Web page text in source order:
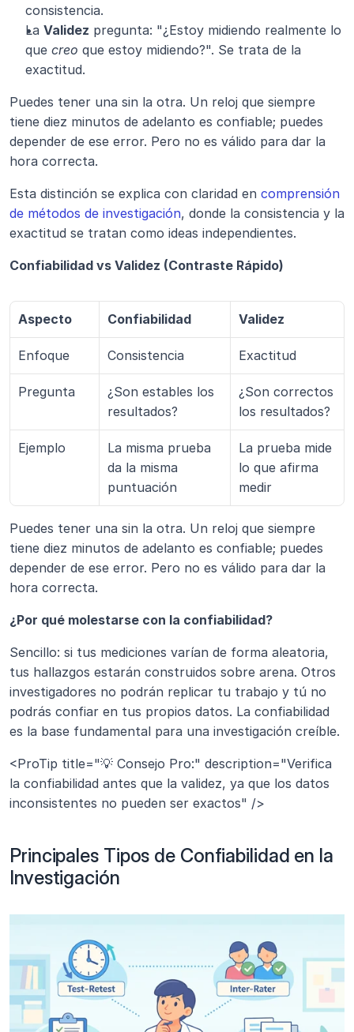
consistencia.
La Validez pregunta: "¿Estoy midiendo realmente lo
que creo que estoy midiendo?". Se trata de la
exactitud.
Puedes tener una sin la otra. Un reloj que siempre
tiene diez minutos de adelanto es confiable; puedes
depender de ese error. Pero no es válido para dar la
hora correcta.
Esta distinción se explica con claridad en comprensión
de métodos de investigación, donde la consistencia y la
exactitud se tratan como ideas independientes.
Confiabilidad vs Validez (Contraste Rápido)
Aspecto Confiabilidad Validez
Enfoque Consistencia Exactitud
Pregunta
¿Son estables los
resultados?
¿Son correctos
los resultados?
Ejemplo
La misma prueba
da la misma
puntuación
La prueba mide
lo que afirma
medir
Puedes tener una sin la otra. Un reloj que siempre
tiene diez minutos de adelanto es confiable; puedes
depender de ese error. Pero no es válido para dar la
hora correcta.
¿Por qué molestarse con la confiabilidad?
Sencillo: si tus mediciones varían de forma aleatoria,
tus hallazgos estarán construidos sobre arena. Otros
investigadores no podrán replicar tu trabajo y tú no
podrás confiar en tus propios datos. La confiabilidad
es la base fundamental para una investigación creíble.
<ProTip title="💡 Consejo Pro:" description="Verifica
la confiabilidad antes que la validez, ya que los datos
inconsistentes no pueden ser exactos" />
Principales Tipos de Confiabilidad en la
Investigación